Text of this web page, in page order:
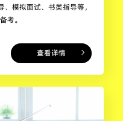
模拟面试、书类指导等，
考。
查看详情